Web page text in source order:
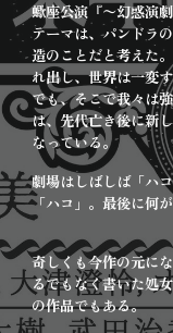
蠍座公演『〜幻惑演
テーマは、パンドラ
造のことだと考えた
れ出し、世界は一変
でも、そこで我々は
は、先代亡き後に新
なっている。
劇場はしばしば「ハ
「ハコ」。最後に何
奇しくも今作の元に
るでもなく書いた処
の作品でもある。